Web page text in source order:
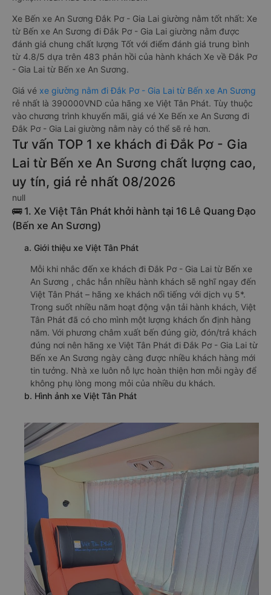
Xe Bến xe An Sương Đắk Pơ - Gia Lai giường nằm tốt nhất: Xe
từ Bến xe An Sương đi Đắk Pơ - Gia Lai giường nằm được
đánh giá chung chất lượng Tốt với điểm đánh giá trung bình
từ 4.8/5 dựa trên 483 phản hồi của hành khách Xe về Đắk Pơ
- Gia Lai từ Bến xe An Sương.
Giá vé xe giường nằm đi Đắk Pơ - Gia Lai từ Bến xe An Sương
rẻ nhất là 390000VND của hãng xe Việt Tân Phát. Tùy thuộc
vào chương trình khuyến mãi, giá vé Xe Bến xe An Sương đi
Đắk Pơ - Gia Lai giường nằm này có thể sẽ rẻ hơn.
Tư vấn TOP 1 xe khách đi Đắk Pơ - Gia
Lai từ Bến xe An Sương chất lượng cao,
uy tín, giá rẻ nhất 08/2026
null
🚌 1. Xe Việt Tân Phát khởi hành tại 16 Lê Quang Đạo
(Bến xe An Sương)
a. Giới thiệu xe Việt Tân Phát
Mỗi khi nhắc đến xe khách đi Đắk Pơ - Gia Lai từ Bến xe
An Sương , chắc hẳn nhiều hành khách sẽ nghĩ ngay đến
Việt Tân Phát – hãng xe khách nổi tiếng với dịch vụ 5*.
Trong suốt nhiều năm hoạt động vận tải hành khách, Việt
Tân Phát đã có cho mình một lượng khách ổn định hàng
năm. Với phương châm xuất bến đúng giờ, đón/trả khách
đúng nơi nên hãng xe Việt Tân Phát đi Đắk Pơ - Gia Lai từ
Bến xe An Sương ngày càng được nhiều khách hàng mới
tin tưởng. Nhà xe luôn nỗ lực hoàn thiện hơn mỗi ngày để
không phụ lòng mong mỏi của nhiều du khách.
b. Hình ảnh xe Việt Tân Phát